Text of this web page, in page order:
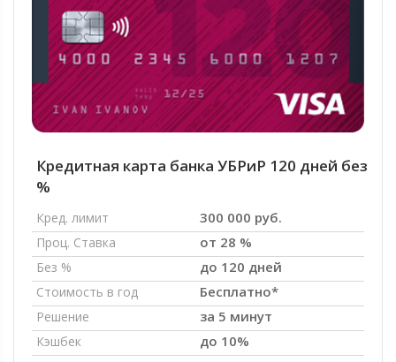
Кредитная карта банка УБРиР 120 дней без
%
Кред. лимит 300 000 руб.
Проц. Ставка от 28 %
Без % до 120 дней
Стоимость в год Бесплатно*
Решение за 5 минут
Кэшбек до 10%